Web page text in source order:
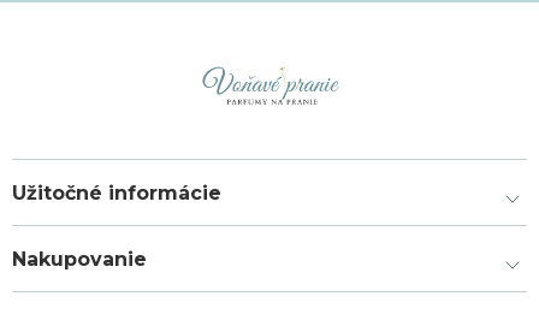
Užitočné informácie
Nakupovanie